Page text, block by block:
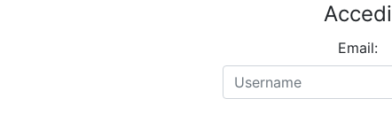
Accedi
Email: